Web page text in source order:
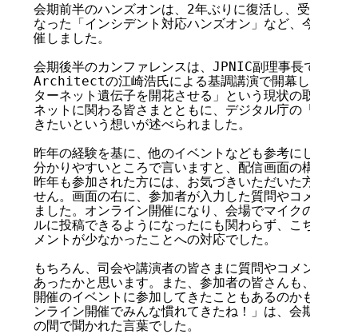
会期前半のハンズオンは、2年ぶりに復活し、受付開始
なった「インシデント対応ハンズオン」など、今年は
催しました。
会期後半のカンファレンスは、JPNIC副理事長でも
Architectの江崎浩氏による基調講演で開幕しました
ターネット遺伝子を開花させる」という現状の取り組
ネットに関わる皆さまとともに、デジタル庁の「明日
きたいという想いが述べられました。
昨年の経験を基に、他のイベントなども参考にしなが
分かりやすいところで言いますと、配信画面の構成を
昨年も参加された方には、お気づきいただいた方もい
せん。画面の右に、参加者が入力した質問やコメント
ました。オンライン開催になり、会場でマイクの前に
ルに投稿できるようになったにも関わらず、こちらが
メントが少なかったことへの対応でした。
もちろん、司会や講演者の皆さまに質問やコメントを
あったかと思います。また、参加者の皆さんも、この1
開催のイベントに参加してきたこともあるのかもしれ
ンライン開催でみんな慣れてきたね！」は、会期中に
の間で聞かれた言葉でした。